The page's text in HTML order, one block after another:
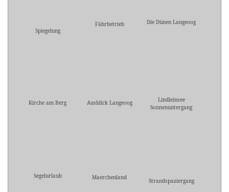
Spiegelung
Fährbetrieb Die Dünen Langeoog
Kirche am Berg Ausblick Langeoog
Lindleinsee
Sonnenuntergang
Segelurlaub Maerchenland Strandspaziergang